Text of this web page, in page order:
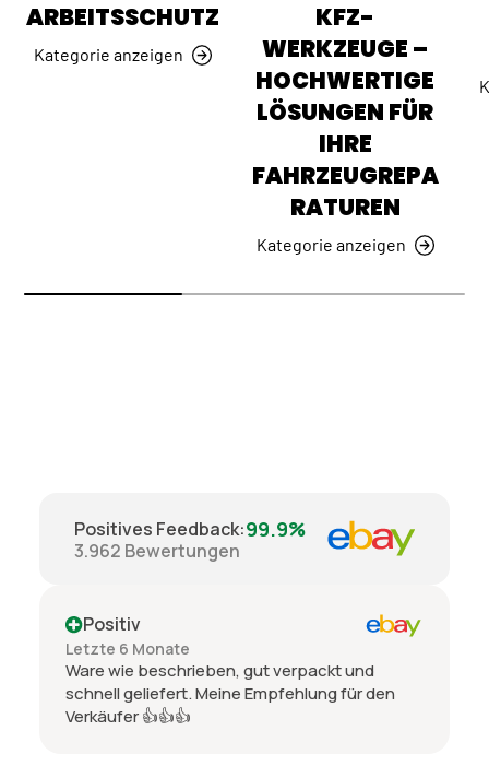
ARBEITSSCHUTZ
Kategorie anzeigen
KFZ-
WERKZEUGE –
HOCHWERTIGE
LÖSUNGEN FÜR
IHRE
FAHRZEUGREPA
RATUREN
Kategorie anzeigen
Positives Feedback:99.9%
3.962 Bewertungen
Positiv
Letzte 6 Monate
Ware wie beschrieben, gut verpackt und
schnell geliefert. Meine Empfehlung für den
Verkäufer 👍👍👍